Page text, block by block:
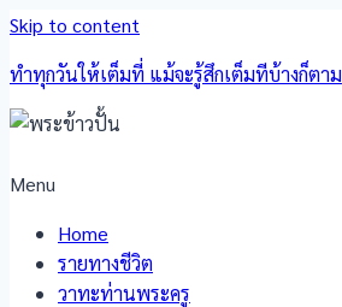
Skip to content
ทำทุกวันให้เต็มที่ แม้จะรู้สึกเต็มทีบ้างก็ตาม
Menu
Home
รายทางชีวิต
วาทะท่านพระครู